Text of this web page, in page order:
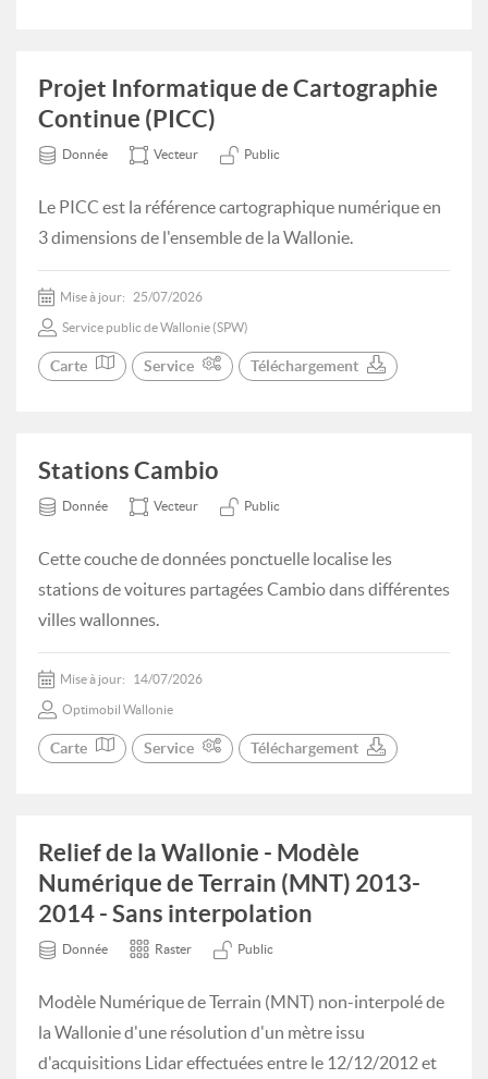
Projet Informatique de Cartographie
Continue (PICC)
Donnée Vecteur Public
Le PICC est la référence cartographique numérique en
3 dimensions de l'ensemble de la Wallonie.
Mise à jour: 25/07/2026
Service public de Wallonie (SPW)
Carte Service Téléchargement
Stations Cambio
Donnée Vecteur Public
Cette couche de données ponctuelle localise les
stations de voitures partagées Cambio dans différentes
villes wallonnes.
Mise à jour: 14/07/2026
Optimobil Wallonie
Carte Service Téléchargement
Relief de la Wallonie - Modèle
Numérique de Terrain (MNT) 2013-
2014 - Sans interpolation
Donnée Raster Public
Modèle Numérique de Terrain (MNT) non-interpolé de
la Wallonie d'une résolution d'un mètre issu
d'acquisitions Lidar effectuées entre le 12/12/2012 et